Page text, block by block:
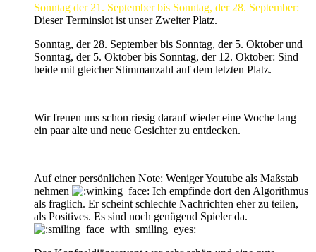
Sonntag der 21. September bis Sonntag, der 28. September:
Dieser Terminslot ist unser Zweiter Platz.
Sonntag, der 28. September bis Sonntag, der 5. Oktober und
Sonntag, der 5. Oktober bis Sonntag, der 12. Oktober: Sind
beide mit gleicher Stimmanzahl auf dem letzten Platz.
Wir freuen uns schon riesig darauf wieder eine Woche lang
ein paar alte und neue Gesichter zu entdecken.
Auf einer persönlichen Note: Weniger Youtube als Maßstab
nehmen
Ich empfinde dort den Algorithmus
als fraglich. Er scheint schlechte Nachrichten eher zu teilen,
als Positives. Es sind noch genügend Spieler da.